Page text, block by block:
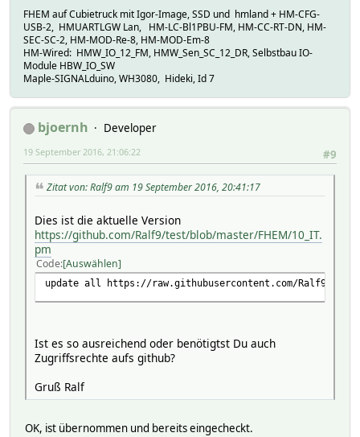
FHEM auf Cubietruck mit Igor-Image, SSD und hmland + HM-CFG-
USB-2, HMUARTLGW Lan, HM-LC-Bl1PBU-FM, HM-CC-RT-DN, HM-
SEC-SC-2, HM-MOD-Re-8, HM-MOD-Em-8
HM-Wired: HMW_IO_12_FM, HMW_Sen_SC_12_DR, Selbstbau IO-
Module HBW_IO_SW
Maple-SIGNALduino, WH3080, Hideki, Id 7
bjoernh
Developer
#9
19 September 2016, 21:06:22
Zitat von: Ralf9 am 19 September 2016, 20:41:17
Dies ist die aktuelle Version
https://github.com/Ralf9/test/blob/master/FHEM/10_IT.
pm
Code Auswählen
update all https://raw.githubusercontent.com/Ralf9/
Ist es so ausreichend oder benötigtst Du auch
Zugriffsrechte aufs github?
Gruß Ralf
OK, ist übernommen und bereits eingecheckt.